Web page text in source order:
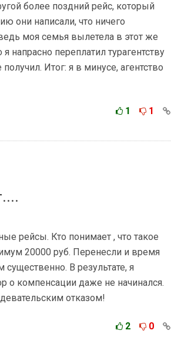
более поздний рейс, который
они написали, что ничего
моя семья вылетела в этот же
напрасно переплатил турагентству
Итог: я в минусе, агентство
1 1
рейсы. Кто понимает , что такое
20000 руб. Перенесли и время
В результате, я
о компенсации даже не начинался.
отказом!
2 0